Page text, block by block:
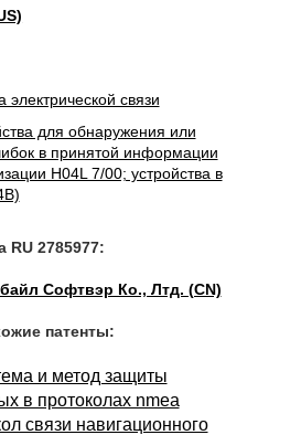
электрической связи
для обнаружения или
в принятой информации
H04L 7/00; устройства в
RU 2785977:
Софтвэр Ко., Лтд. (CN)
патенты:
и метод защиты
в протоколах nmea
связи навигационного